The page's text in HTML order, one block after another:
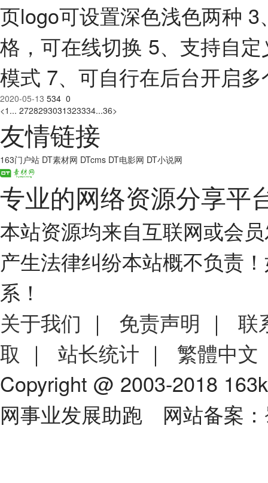
页logo可设置深色浅色两种
格，可在线切换 5、支持自
模式 7、可自行在后台开启
2020-05-13 534 0
<1 ... 2728293031323334...36>
友情链接
163门户站 DT素材网 DTcms DT电影网 DT小说网
专业的网络资源分享平
本站资源均来自互联网或会
产生法律纠纷本站概不负责
系！
关于我们 ｜ 免责声明 ｜ 联
取 ｜ 站长统计 ｜ 繁體中文
Copyright @ 2003-2018
网事业发展助跑 网站备案：